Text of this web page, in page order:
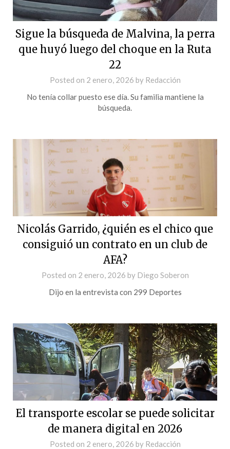
Sigue la búsqueda de Malvina, la perra
que huyó luego del choque en la Ruta
22
Posted on 2 enero, 2026 by Redacción
No tenía collar puesto ese día. Su familia mantiene la
búsqueda.
Nicolás Garrido, ¿quién es el chico que
consiguió un contrato en un club de
AFA?
Posted on 2 enero, 2026 by Diego Soberon
Dijo en la entrevista con 299 Deportes
El transporte escolar se puede solicitar
de manera digital en 2026
Posted on 2 enero, 2026 by Redacción